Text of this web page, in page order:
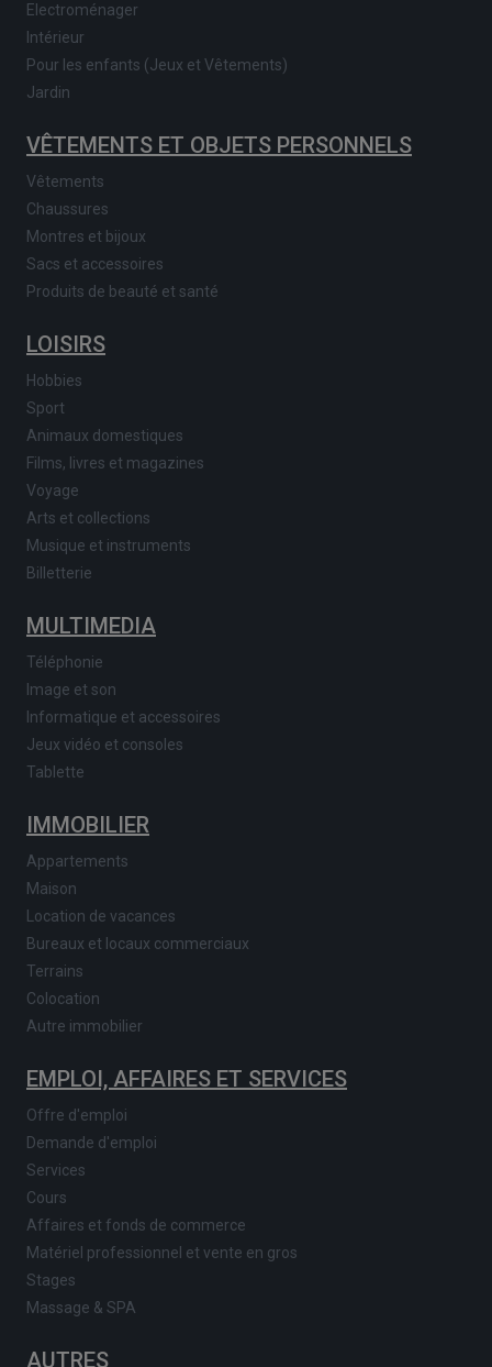
Electroménager
Intérieur
Pour les enfants (Jeux et Vêtements)
Jardin
VÊTEMENTS ET OBJETS PERSONNELS
Vêtements
Chaussures
Montres et bijoux
Sacs et accessoires
Produits de beauté et santé
LOISIRS
Hobbies
Sport
Animaux domestiques
Films, livres et magazines
Voyage
Arts et collections
Musique et instruments
Billetterie
MULTIMEDIA
Téléphonie
Image et son
Informatique et accessoires
Jeux vidéo et consoles
Tablette
IMMOBILIER
Appartements
Maison
Location de vacances
Bureaux et locaux commerciaux
Terrains
Colocation
Autre immobilier
EMPLOI, AFFAIRES ET SERVICES
Offre d'emploi
Demande d'emploi
Services
Cours
Affaires et fonds de commerce
Matériel professionnel et vente en gros
Stages
Massage & SPA
AUTRES